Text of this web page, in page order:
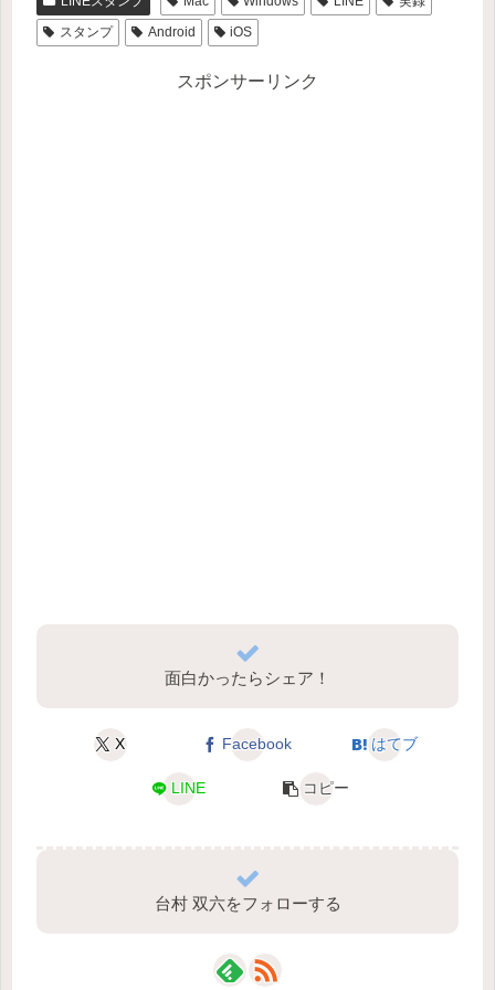
スタンプ
Android iOS
スポンサーリンク
面白かったらシェア！
X Facebook はてブ
LINE コピー
台村 双六をフォローする